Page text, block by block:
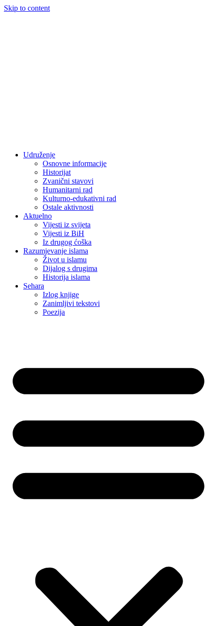
Skip to content
Udruženje
Osnovne informacije
Historijat
Zvanični stavovi
Humanitarni rad
Kulturno-edukativni rad
Ostale aktivnosti
Aktuelno
Vijesti iz svijeta
Vijesti iz BiH
Iz drugog ćoška
Razumjevanje islama
Život u islamu
Dijalog s drugima
Historija islama
Sehara
Izlog knjige
Zanimljivi tekstovi
Poezija